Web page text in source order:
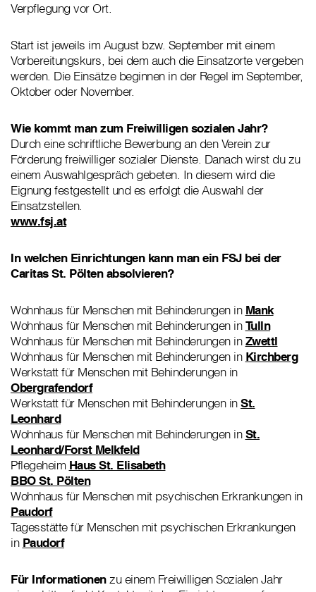
Verpflegung vor Ort.
Start ist jeweils im August bzw. September mit einem
Vorbereitungskurs, bei dem auch die Einsatzorte vergeben
werden. Die Einsätze beginnen in der Regel im September,
Oktober oder November.
Wie kommt man zum Freiwilligen sozialen Jahr?
Durch eine schriftliche Bewerbung an den Verein zur
Förderung freiwilliger sozialer Dienste. Danach wirst du zu
einem Auswahlgespräch gebeten. In diesem wird die
Eignung festgestellt und es erfolgt die Auswahl der
Einsatzstellen.
www.fsj.at
In welchen Einrichtungen kann man ein FSJ bei der
Caritas St. Pölten absolvieren?
Wohnhaus für Menschen mit Behinderungen in Mank
Wohnhaus für Menschen mit Behinderungen inTulln
Wohnhaus für Menschen mit Behinderungen inZwettl
Wohnhaus für Menschen mit Behinderungen in Kirchberg
Werkstatt für Menschen mit Behinderungen in
Obergrafendorf
Werkstatt für Menschen mit Behinderungen inSt.
Leonhard
Wohnhaus für Menschen mit Behinderungen inSt.
Leonhard/Forst Melkfeld
Pflegeheim Haus St. Elisabeth
BBO St. Pölten
Wohnhaus für Menschen mit psychischen Erkrankungen in
Paudorf
Tagesstätte für Menschen mit psychischen Erkrankungen
in Paudorf
Für Informationenzu einem Freiwilligen Sozialen Jahr